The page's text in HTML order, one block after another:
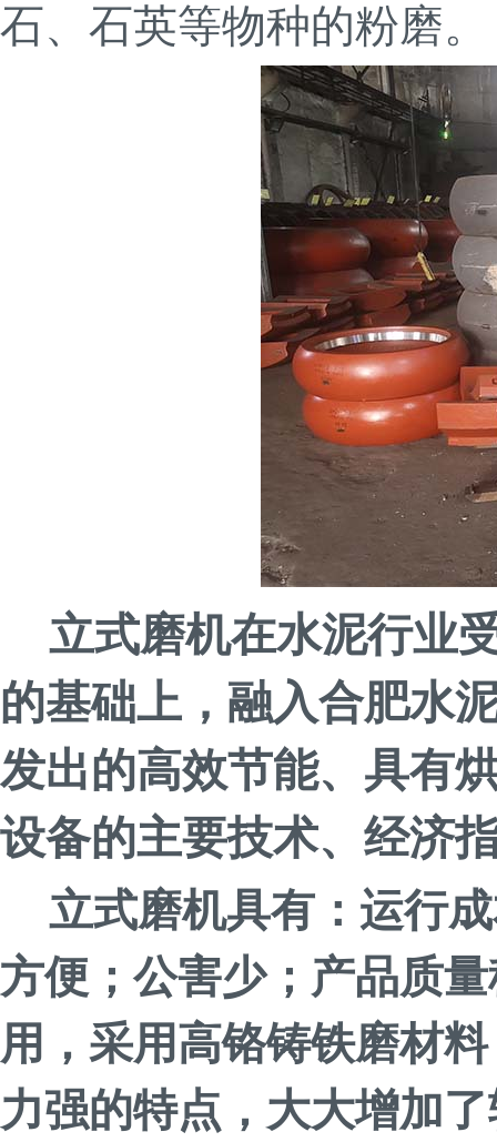
石、石英等物种的粉磨。
立式磨机在水泥行业
的基础上，融入合肥水
发出的高效节能、具有
设备的主要技术、经济
立式磨机具有：运行
方便；公害少；产品质
用，采用高铬铸铁磨材
力强的特点，大大增加